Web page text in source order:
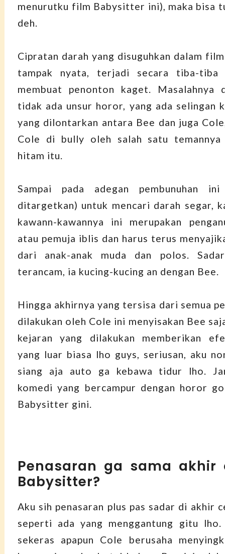
menurutku film Babysitter ini), maka bisa
deh.
Cipratan darah yang disuguhkan dalam
tampak nyata, terjadi secara tiba-
membuat penonton kaget.
tidak ada unsur horor, yang ada selingan
yang dilontarkan antara Bee dan juga
Cole di bully oleh salah satu
hitam itu.
Sampai pada adegan pembunuhan
ditargetkan) untuk mencari darah segar,
kawann-kawannya ini merupakan
atau pemuja iblis dan harus terus
dari anak-anak muda dan polos.
terancam, ia kucing-kucing an dengan Bee.
Hingga akhirnya yang tersisa dari semua
dilakukan oleh Cole ini menyisakan Bee
kejaran yang dilakukan memberikan
yang luar biasa lho guys, seriusan, aku
siang aja auto ga kebawa tidur lho.
komedi yang bercampur dengan horor
Babysitter gini.
Penasaran ga sama akhir
Babysitter?
Aku sih penasaran plus pas sadar di akhir
seperti ada yang menggantung gitu
sekeras apapun Cole berusaha